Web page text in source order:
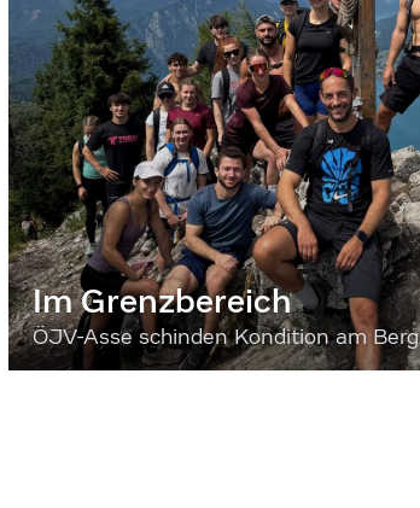
Im Grenzbereich
ÖJV-Asse schinden Kondition am Berg